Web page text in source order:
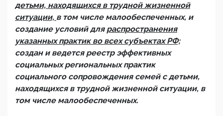
детьми, находящихся в трудной жизненной
ситуации, в том числе малообеспеченных, и
создание условий для распространения
указанных практик во всех субъектах РФ;
создан и ведется реестр эффективных
социальных региональных практик
социального сопровождения семей с детьми,
находящихся в трудной жизненной ситуации, в
том числе малообеспеченных.